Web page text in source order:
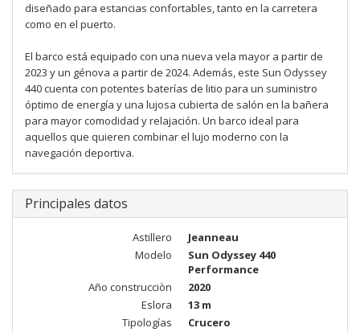
diseñado para estancias confortables, tanto en la carretera
como en el puerto.
El barco está equipado con una nueva vela mayor a partir de
2023 y un génova a partir de 2024. Además, este Sun Odyssey
440 cuenta con potentes baterías de litio para un suministro
óptimo de energía y una lujosa cubierta de salón en la bañera
para mayor comodidad y relajación. Un barco ideal para
aquellos que quieren combinar el lujo moderno con la
navegación deportiva.
Principales datos
Astillero
Jeanneau
Modelo
Sun Odyssey 440
Performance
Año construcciòn
2020
Eslora
13 m
Tipologías
Crucero